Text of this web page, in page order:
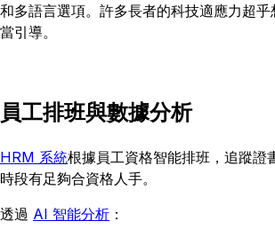
和多語言選項。許多長者的科技適應力超
當引導。
員工排班與數據分析
HRM 系統根據員工資格智能排班，追蹤證
時段有足夠合資格人手。
透過 AI 智能分析 ：